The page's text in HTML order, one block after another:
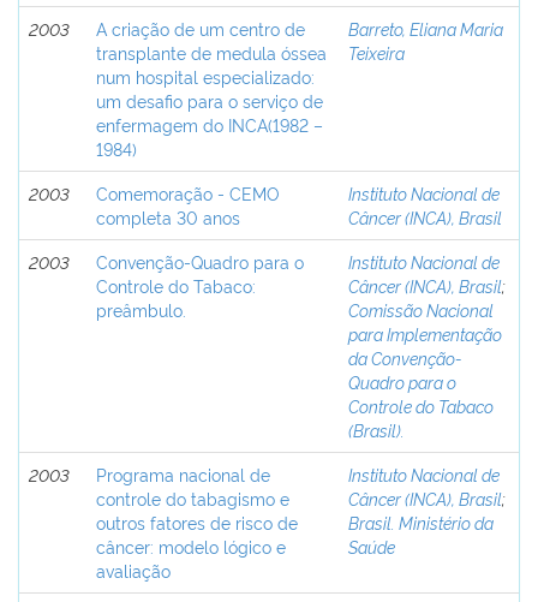
2003
A criação de um centro de
transplante de medula óssea
num hospital especializado:
um desafio para o serviço de
enfermagem do INCA(1982 –
1984)
Barreto, Eliana Maria
Teixeira
2003
Comemoração - CEMO
completa 30 anos
Instituto Nacional de
Câncer (INCA), Brasil
2003
Convenção-Quadro para o
Controle do Tabaco:
preâmbulo.
Instituto Nacional de
Câncer (INCA), Brasil;
Comissão Nacional
para Implementação
da Convenção-
Quadro para o
Controle do Tabaco
(Brasil).
2003
Programa nacional de
controle do tabagismo e
outros fatores de risco de
câncer: modelo lógico e
avaliação
Instituto Nacional de
Câncer (INCA), Brasil;
Brasil. Ministério da
Saúde